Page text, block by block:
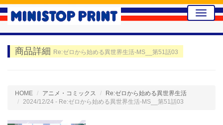
Toggle
商品詳細 Re:ゼロから始める異世界生活-MS__第51話03
HOME アニメ・コミックス
Re:ゼロから始める異世界生活
2024/12/24 - Re:ゼロから始める異世界生活-MS__第51話03